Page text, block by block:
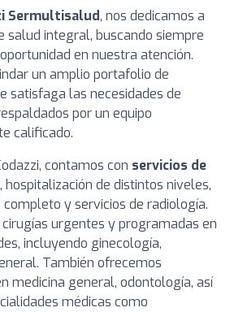
Sermultisalud, nos dedicamos a
salud integral, buscando siempre
en nuestra atención.
un amplio portafolio de
satisfaga las necesidades de
por un equipo
calificado.
contamos con servicios de
, hospitalización de distintos niveles,
y servicios de radiología.
urgentes y programadas en
incluyendo ginecología,
También ofrecemos
medicina general, odontología, así
médicas como